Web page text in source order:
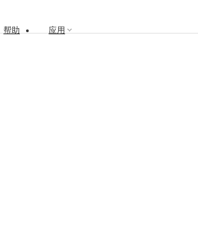
帮助 应用